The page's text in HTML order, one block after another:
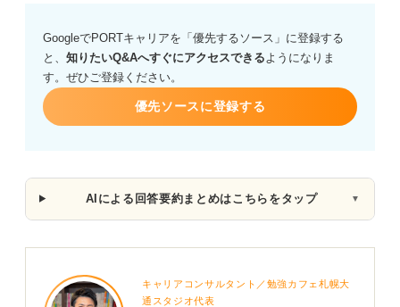
く理解できなかった質問も少ない録画回数で切り抜ける
方法などがあれば、それも教えていただきたいです。
GoogleでPORTキャリアを「優先するソース」に登録する
と、 知りたいQ&Aへすぐにアクセスできるようになりま
す。ぜひご登録ください。
優先ソースに登録する
AIによる回答要約まとめはこちらをタップ ▼
キャリアコンサルタント／勉強カフェ札幌大
通スタジオ代表